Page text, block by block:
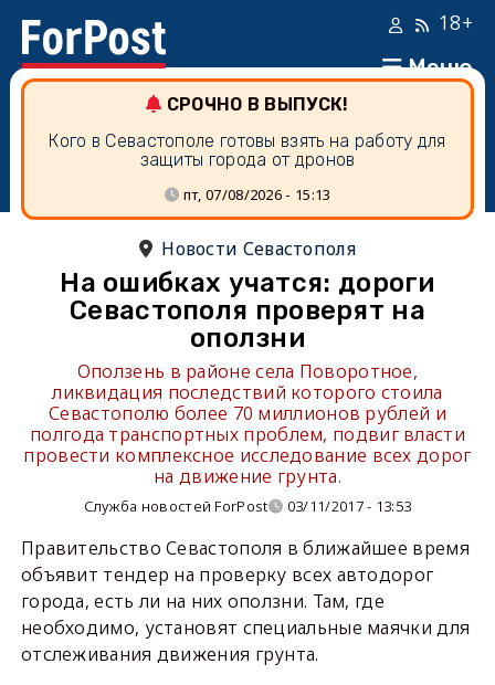
Меню
18+
СРОЧНО В ВЫПУСК!
Кого в Севастополе готовы взять на работу для
защиты города от дронов
пт, 07/08/2026 - 15:13
Новости Севастополя
На ошибках учатся: дороги
Севастополя проверят на
оползни
Оползень в районе села Поворотное,
ликвидация последствий которого стоила
Севастополю более 70 миллионов рублей и
полгода транспортных проблем, подвиг власти
провести комплексное исследование всех дорог
на движение грунта.
Служба новостей ForPost 03/11/2017 - 13:53
Правительство Севастополя в ближайшее время
объявит тендер на проверку всех автодорог
города, есть ли на них оползни. Там, где
необходимо, установят специальные маячки для
отслеживания движения грунта.